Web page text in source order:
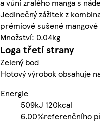
a vůní zralého manga s
Jedinečný zážitek z
prémiové sušené
Množství: 0.04kg
Loga třetí strany
Zelený bod
Hotový výrobok obsahuje
Energie
509kJ 120kcal
6.00%referenčního